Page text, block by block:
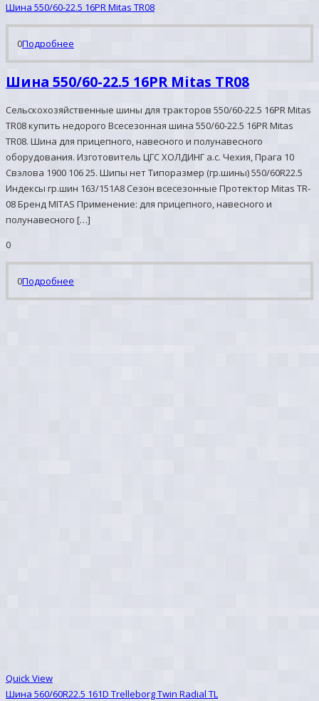
Шина 550/60-22.5 16PR Mitas TR08
0Подробнее
Шина 550/60-22.5 16PR Mitas TR08
Сельскохозяйственные шины для тракторов 550/60-22.5 16PR Mitas
TR08 купить недорого Всесезонная шина 550/60-22.5 16PR Mitas
TR08. Шина для прицепного, навесного и полунавесного
оборудования. Изготовитель ЦГС ХОЛДИНГ а.с. Чехия, Прага 10
Свэлова 1900 106 25. Шипы нет Типоразмер (гр.шины) 550/60R22.5
Индексы гр.шин 163/151A8 Сезон всесезонные Протектор Mitas TR-
08 Бренд MITAS Применение: для прицепного, навесного и
полунавесного […]
0
0Подробнее
Quick View
Шина 560/60R22.5 161D Trelleborg Twin Radial TL